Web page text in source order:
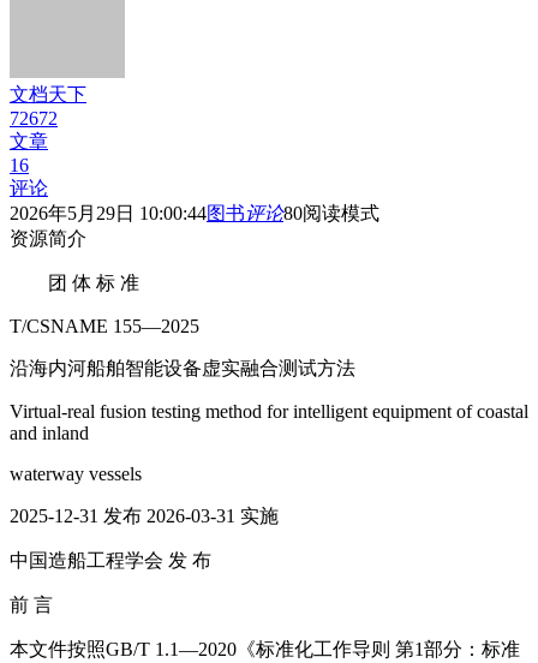
文档天下
72672
文章
16
评论
2026年5月29日 10:00:44图书评论80阅读模式
资源简介
团 体 标 准
T/CSNAME 155—2025
沿海内河船舶智能设备虚实融合测试方法
Virtual-real fusion testing method for intelligent equipment of coastal
and inland
waterway vessels
2025-12-31 发布 2026-03-31 实施
中国造船工程学会 发 布
前 言
本文件按照GB/T 1.1—2020《标准化工作导则 第1部分：标准